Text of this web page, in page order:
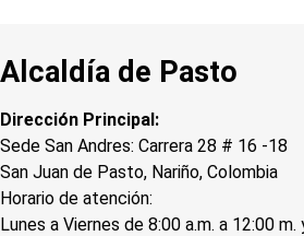
Alcaldía de Pasto
Dirección Principal:
Sede San Andres: Carrera 28 # 16 -18
San Juan de Pasto, Nariño, Colombia
Horario de atención:
Lunes a Viernes de 8:00 a.m. a 12:00 m.